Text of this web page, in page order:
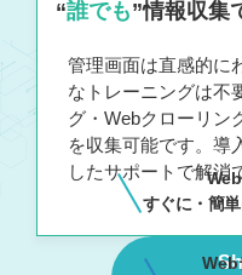
“誰でも”情報収集
管理画面は直感的に
なトレーニングは不
グ・Webクローリン
を収集可能です。導
したサポートで解消
すぐに・簡
Web